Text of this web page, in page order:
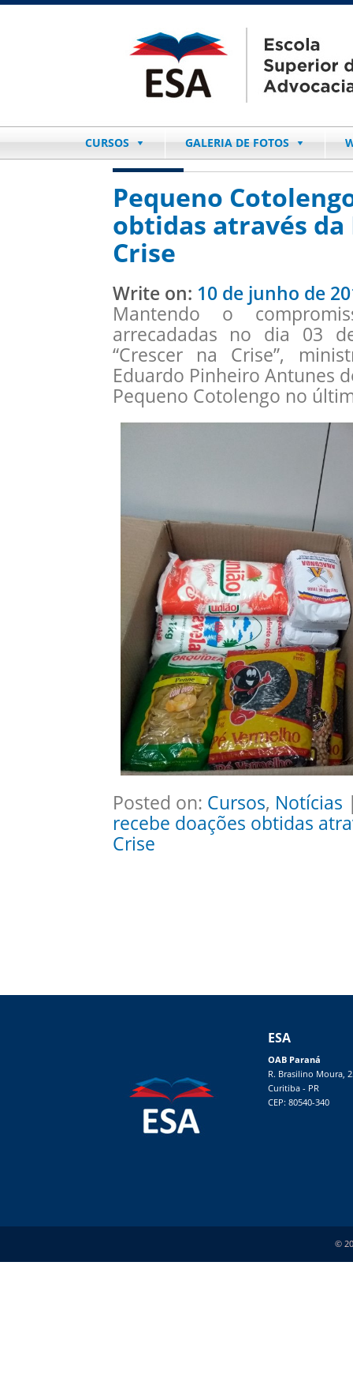
CURSOS GALERIA DE FOTOS
Pequeno
obtidas através da
Crise
Write on: 10 de junho de
Mantendo o
arrecadadas no dia 03
“Crescer na Crise”,
Eduardo Pinheiro Antunes
Pequeno Cotolengo no
Posted on: Cursos, Notícias
recebe doações obtidas
Crise
ESA
OAB Paraná
R. Brasilino Moura,
Curitiba - PR
CEP: 80540-340
©